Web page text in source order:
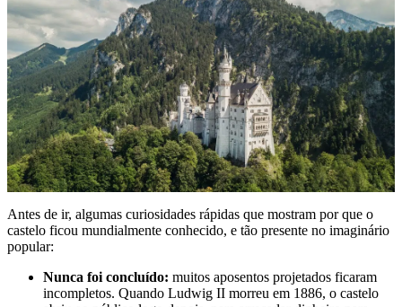
Antes de ir, algumas curiosidades rápidas que mostram por que o
castelo ficou mundialmente conhecido, e tão presente no imaginário
popular:
Nunca foi concluído: muitos aposentos projetados ficaram
incompletos. Quando Ludwig II morreu em 1886, o castelo